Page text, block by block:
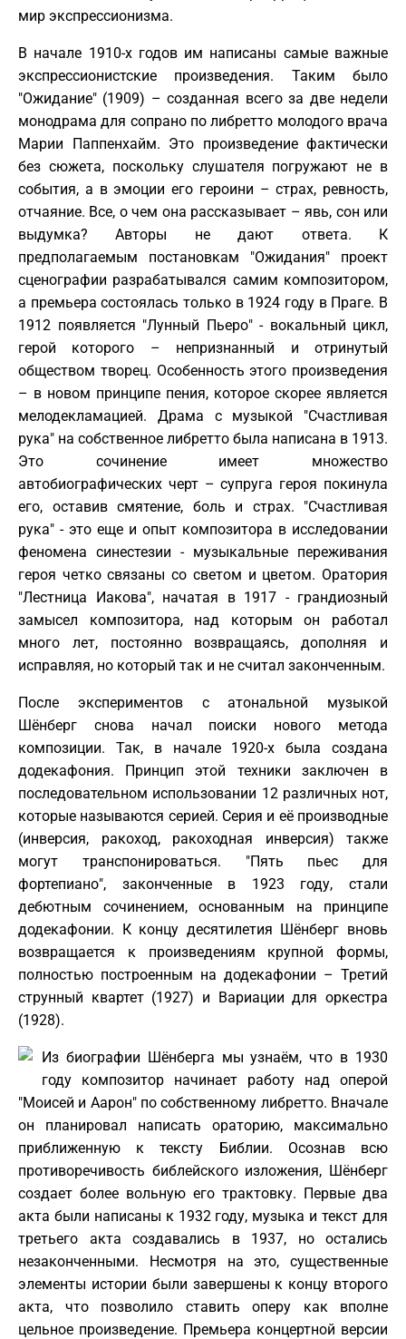
мир экспрессионизма.
В начале 1910-х годов им написаны самые важные
экспрессионистские произведения. Таким было
"Ожидание" (1909) – созданная всего за две недели
монодрама для сопрано по либретто молодого врача
Марии Паппенхайм. Это произведение фактически
без сюжета, поскольку слушателя погружают не в
события, а в эмоции его героини – страх, ревность,
отчаяние. Все, о чем она рассказывает – явь, сон или
выдумка? Авторы не дают ответа. К
предполагаемым постановкам "Ожидания" проект
сценографии разрабатывался самим композитором,
а премьера состоялась только в 1924 году в Праге. В
1912 появляется "Лунный Пьеро" - вокальный цикл,
герой которого – непризнанный и отринутый
обществом творец. Особенность этого произведения
– в новом принципе пения, которое скорее является
мелодекламацией. Драма с музыкой "Счастливая
рука" на собственное либретто была написана в 1913.
Это сочинение имеет множество
автобиографических черт – супруга героя покинула
его, оставив смятение, боль и страх. "Счастливая
рука" - это еще и опыт композитора в исследовании
феномена синестезии - музыкальные переживания
героя четко связаны со светом и цветом. Оратория
"Лестница Иакова", начатая в 1917 - грандиозный
замысел композитора, над которым он работал
много лет, постоянно возвращаясь, дополняя и
исправляя, но который так и не считал законченным.
После экспериментов с атональной музыкой
Шёнберг снова начал поиски нового метода
композиции. Так, в начале 1920-х была создана
додекафония. Принцип этой техники заключен в
последовательном использовании 12 различных нот,
которые называются серией. Серия и её производные
(инверсия, ракоход, ракоходная инверсия) также
могут транспонироваться. "Пять пьес для
фортепиано", законченные в 1923 году, стали
дебютным сочинением, основанным на принципе
додекафонии. К концу десятилетия Шёнберг вновь
возвращается к произведениям крупной формы,
полностью построенным на додекафонии – Третий
струнный квартет (1927) и Вариации для оркестра
(1928).
Из биографии Шёнберга мы узнаём, что в 1930
году композитор начинает работу над оперой
"Моисей и Аарон" по собственному либретто. Вначале
он планировал написать ораторию, максимально
приближенную к тексту Библии. Осознав всю
противоречивость библейского изложения, Шёнберг
создает более вольную его трактовку. Первые два
акта были написаны к 1932 году, музыка и текст для
третьего акта создавались в 1937, но остались
незаконченными. Несмотря на это, существенные
элементы истории были завершены к концу второго
акта, что позволило ставить оперу как вполне
цельное произведение. Премьера концертной версии